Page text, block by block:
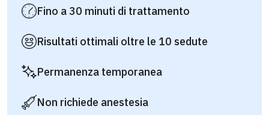
Fino a 30 minuti di trattamento
Risultati ottimali oltre le 10 sedute
Permanenza temporanea
Non richiede anestesia